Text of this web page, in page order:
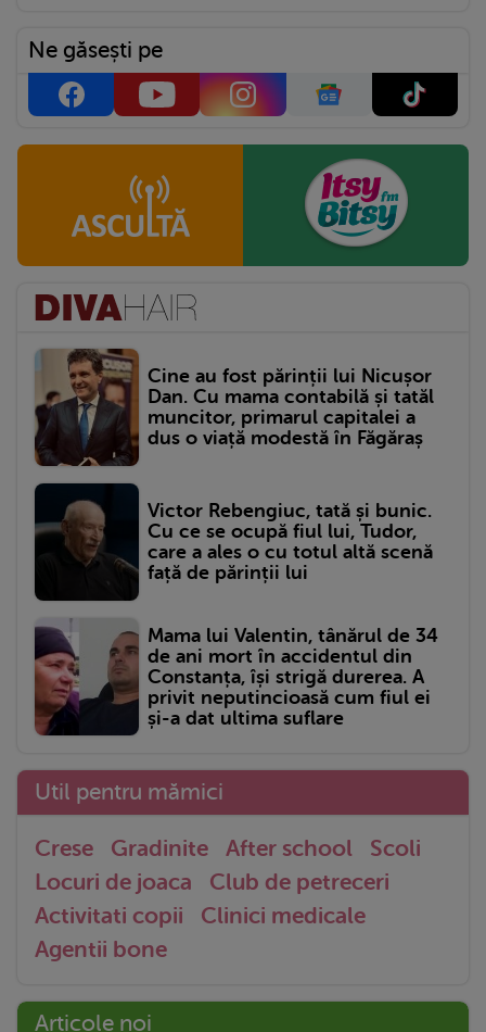
Ne găsești pe
Cine au fost părinții lui Nicușor
Dan. Cu mama contabilă și tatăl
muncitor, primarul capitalei a
dus o viață modestă în Făgăraș
Victor Rebengiuc, tată și bunic.
Cu ce se ocupă fiul lui, Tudor,
care a ales o cu totul altă scenă
față de părinții lui
Mama lui Valentin, tânărul de 34
de ani mort în accidentul din
Constanța, își strigă durerea. A
privit neputincioasă cum fiul ei
și-a dat ultima suflare
Util pentru mămici
Crese Gradinite After school
Scoli
Locuri de joaca
Club de petreceri
Activitati copii
Clinici medicale
Agentii bone
Articole noi